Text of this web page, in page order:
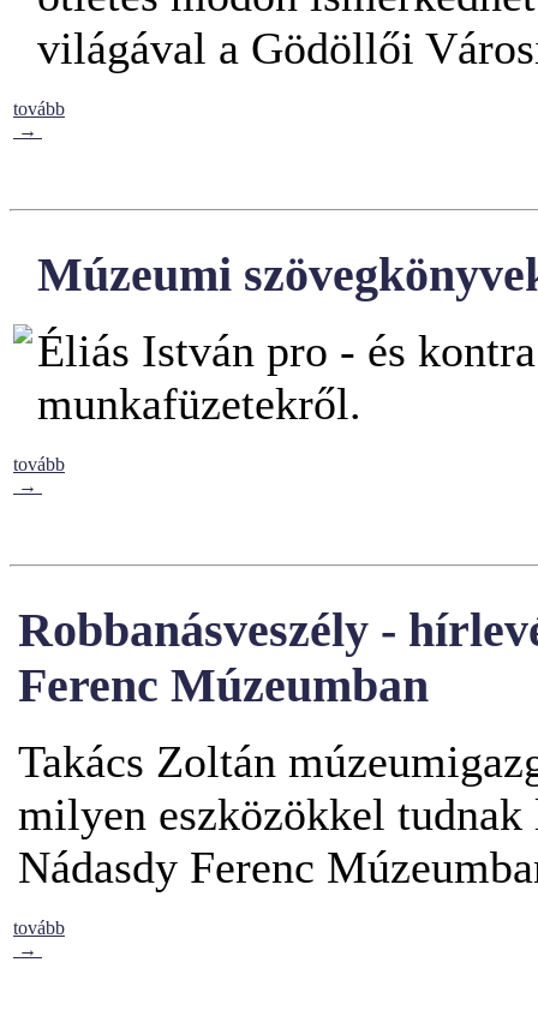
világával a Gödöllői
tovább
→
Múzeumi
Éliás István pro - és
munkafüzetekről.
tovább
→
Robbanásveszély -
Ferenc Múzeumban
Takács Zoltán
milyen eszközökkel
Nádasdy Ferenc
tovább
→